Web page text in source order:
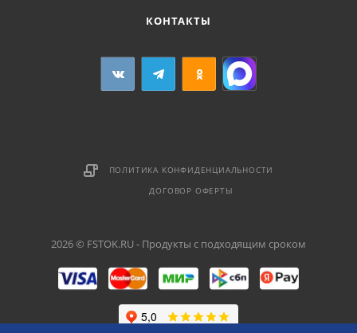
КОНТАКТЫ
ПОЛИТИКА КОНФИДЕНЦИАЛЬНОСТИ
ДОГОВОР ОФЕРТЫ
2026 © FSTOK.RU - Продукты с подходящим сроком